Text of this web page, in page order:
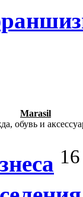
Marasil
обувь и
16